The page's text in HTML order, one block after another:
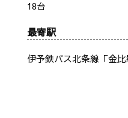
18台
最寄駅
伊予鉄バス北条線「金